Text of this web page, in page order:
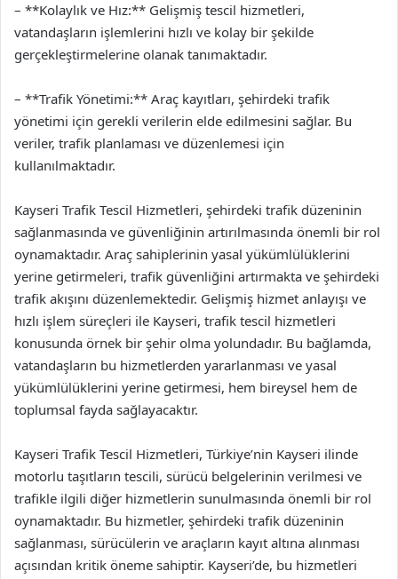
– **Kolaylık ve Hız:** Gelişmiş tescil hizmetleri,
vatandaşların işlemlerini hızlı ve kolay bir şekilde
gerçekleştirmelerine olanak tanımaktadır.
– **Trafik Yönetimi:** Araç kayıtları, şehirdeki trafik
yönetimi için gerekli verilerin elde edilmesini sağlar. Bu
veriler, trafik planlaması ve düzenlemesi için
kullanılmaktadır.
Kayseri Trafik Tescil Hizmetleri, şehirdeki trafik düzeninin
sağlanmasında ve güvenliğinin artırılmasında önemli bir rol
oynamaktadır. Araç sahiplerinin yasal yükümlülüklerini
yerine getirmeleri, trafik güvenliğini artırmakta ve şehirdeki
trafik akışını düzenlemektedir. Gelişmiş hizmet anlayışı ve
hızlı işlem süreçleri ile Kayseri, trafik tescil hizmetleri
konusunda örnek bir şehir olma yolundadır. Bu bağlamda,
vatandaşların bu hizmetlerden yararlanması ve yasal
yükümlülüklerini yerine getirmesi, hem bireysel hem de
toplumsal fayda sağlayacaktır.
Kayseri Trafik Tescil Hizmetleri, Türkiye’nin Kayseri ilinde
motorlu taşıtların tescili, sürücü belgelerinin verilmesi ve
trafikle ilgili diğer hizmetlerin sunulmasında önemli bir rol
oynamaktadır. Bu hizmetler, şehirdeki trafik düzeninin
sağlanması, sürücülerin ve araçların kayıt altına alınması
açısından kritik öneme sahiptir. Kayseri’de, bu hizmetleri